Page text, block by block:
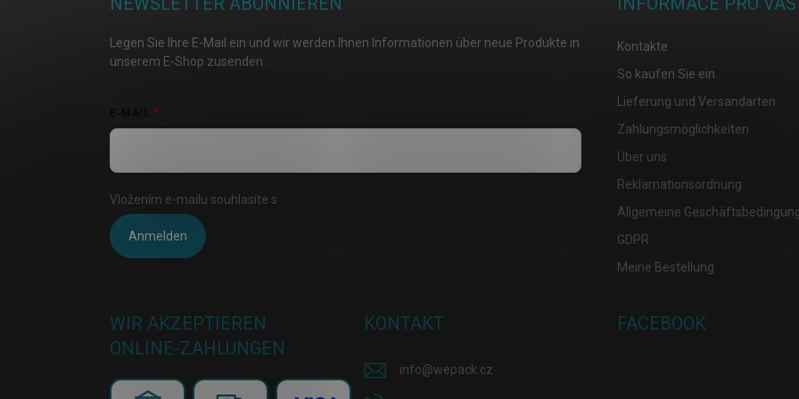
Legen Sie Ihre E-Mail ein und wir werden Ihnen Informationen über neue Produkte in
unserem E-Shop zusenden.
Vložením e-mailu souhlasíte s
Anmelden
Kontakte
So kaufen Sie ein
Lieferung und Versandarten
Zahlungsmöglichkeiten
Über uns
Reklamationsordnung
Allgemeine
GDPR
Meine Bestellung
WIR AKZEPTIEREN
ONLINE-ZAHLUNGEN
KONTAKT
info@wepack.cz
FACEBOOK